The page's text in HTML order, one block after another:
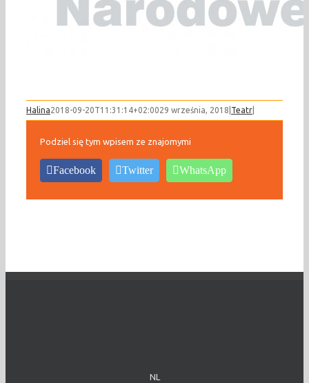
Halina2018-09-20T11:31:14+02:0029 września, 2018 Teatr
Podziel się tym wpisem ze znajomymi
Facebook Twitter WhatsApp
NL